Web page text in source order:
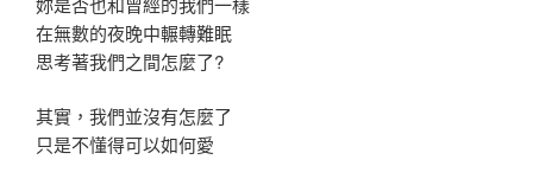
在無數的夜晚中輾轉難眠
思考著我們之間怎麼了?
其實，我們並沒有怎麼了
只是不懂得可以如何愛